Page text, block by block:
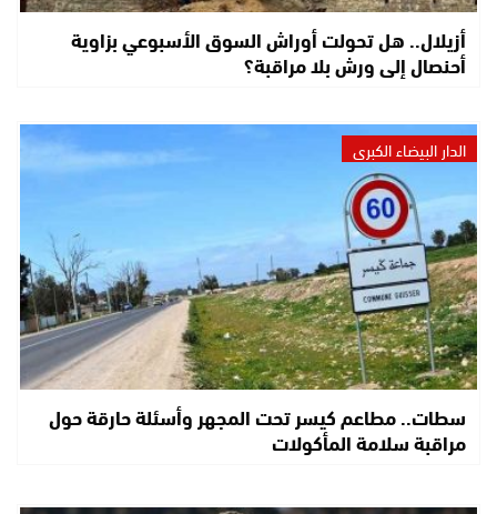
أزيلال.. هل تحولت أوراش السوق الأسبوعي بزاوية
أحنصال إلى ورش بلا مراقبة؟
الدار البيضاء الكبرى
سطات.. مطاعم كيسر تحت المجهر وأسئلة حارقة حول
مراقبة سلامة المأكولات